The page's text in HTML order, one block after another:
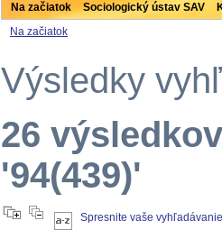
Na začiatok Sociologický ústav SAV
Na začiatok
Výsledky
26
'94(439)'
Spresnite vaše vyhľadávanie